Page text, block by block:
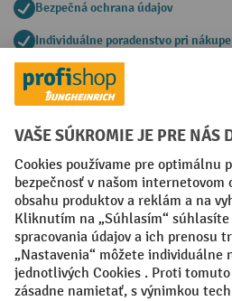
Bezpečná ochrana údajov
Individuálne poradenstvo pri nákupe
Spôsoby platby
Faktúra Predplatba
Sociálne siete
Facebook
YouTube
LinkedIn